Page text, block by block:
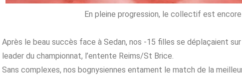
En pleine progression, le collectif est
Après le beau succès face à Sedan, nos -15 filles se déplaçaient
leader du championnat, l’entente Reims/St Brice.
Sans complexes, nos bognysiennes entament le match de la